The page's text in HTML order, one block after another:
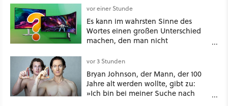
vor einer Stunde
Es kann im wahrsten Sinne des
Wortes einen großen Unterschied
machen, den man nicht
Seitenverhältnis seid ihr unterwegs?
vor 3 Stunden
Bryan Johnson, der Mann, der 100
Jahre alt werden wollte, gibt zu:
»Ich bin bei meiner Suche nach